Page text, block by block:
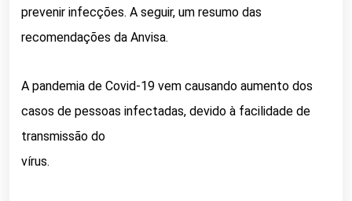
prevenir infecções. A seguir, um resumo das
recomendações da Anvisa.
A pandemia de Covid-19 vem causando aumento dos
casos de pessoas infectadas, devido à facilidade de
transmissão do
vírus.